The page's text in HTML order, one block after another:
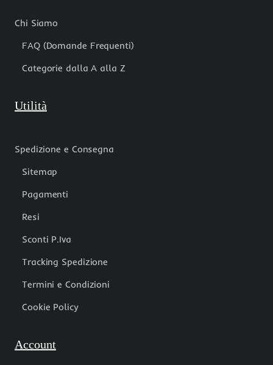
Chi Siamo
FAQ (Domande Frequenti)
Categorie dalla A alla Z
Utilità
Spedizione e Consegna
Sitemap
Pagamenti
Resi
Sconti P.Iva
Tracking Spedizione
Termini e Condizioni
Cookie Policy
Account